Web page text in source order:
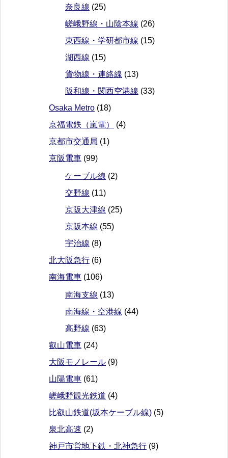
奈良線 (25)
嵯峨野線・山陰本線 (26)
東西線・学研都市線 (15)
湖西線 (15)
貨物線・連絡線 (13)
阪和線・関西空港線 (33)
Osaka Metro (18)
京福電鉄（嵐電）
(4)
京都市交通局 (1)
京阪電車 (99)
ケーブル線 (2)
交野線 (11)
京阪大津線 (25)
京阪本線 (55)
宇治線 (8)
北大阪急行 (6)
南海電車 (106)
南海支線 (13)
南海線・空港線 (44)
高野線 (63)
叡山電車 (24)
大阪モノレール (9)
山陽電車 (61)
嵯峨野観光鉄道 (4)
比叡山鉄道(坂本ケーブル線) (5)
泉北高速 (2)
神戸市営地下鉄・北神急行 (9)